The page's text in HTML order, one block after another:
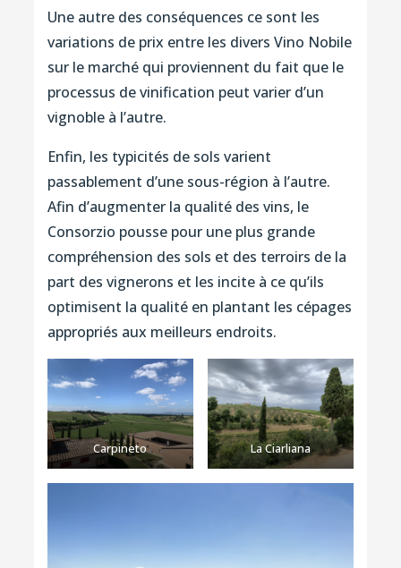
Une autre des conséquences ce sont les
variations de prix entre les divers Vino Nobile
sur le marché qui proviennent du fait que le
processus de vinification peut varier d’un
vignoble à l’autre.
Enfin, les typicités de sols varient
passablement d’une sous-région à l’autre.
Afin d’augmenter la qualité des vins, le
Consorzio pousse pour une plus grande
compréhension des sols et des terroirs de la
part des vignerons et les incite à ce qu’ils
optimisent la qualité en plantant les cépages
appropriés aux meilleurs endroits.
Carpineto La Ciarliana